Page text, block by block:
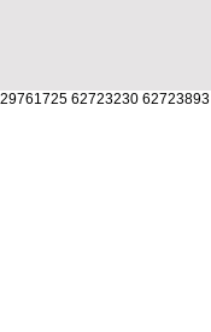
29761725 62723230 62723893